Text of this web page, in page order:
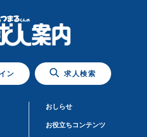
ン 求人検索
おしらせ
お役立ちコンテンツ